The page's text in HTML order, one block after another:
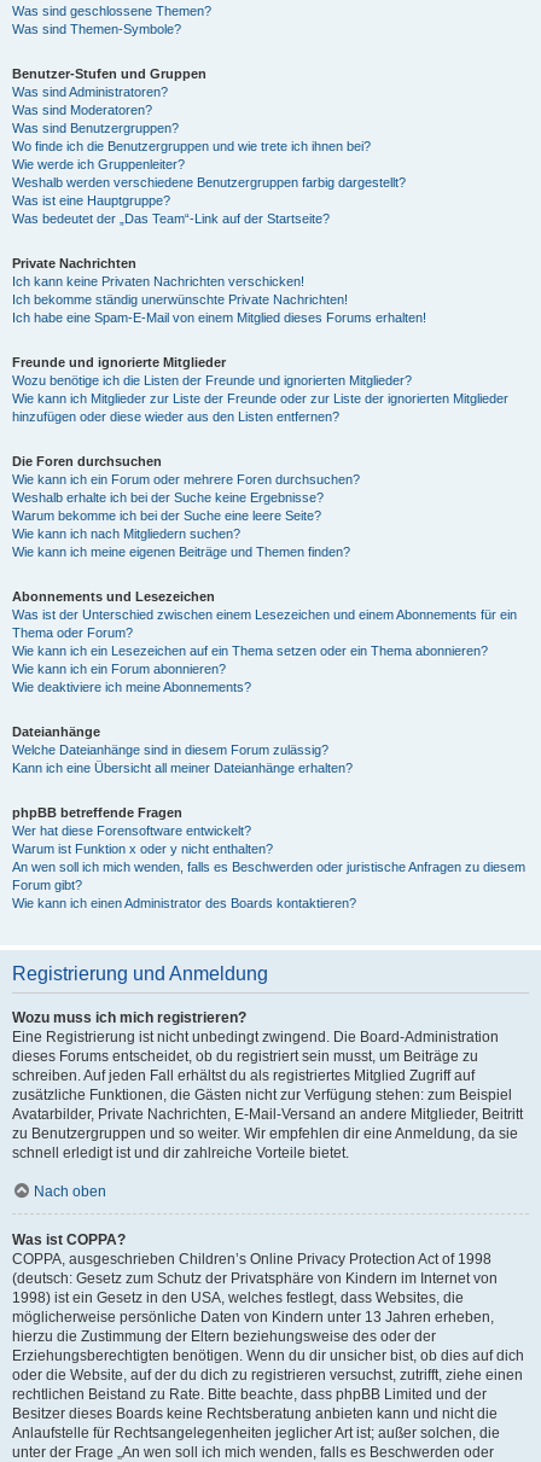
Was sind geschlossene Themen?
Was sind Themen-Symbole?
Benutzer-Stufen und Gruppen
Was sind Administratoren?
Was sind Moderatoren?
Was sind Benutzergruppen?
Wo finde ich die Benutzergruppen und wie trete ich ihnen bei?
Wie werde ich Gruppenleiter?
Weshalb werden verschiedene Benutzergruppen farbig dargestellt?
Was ist eine Hauptgruppe?
Was bedeutet der „Das Team“-Link auf der Startseite?
Private Nachrichten
Ich kann keine Privaten Nachrichten verschicken!
Ich bekomme ständig unerwünschte Private Nachrichten!
Ich habe eine Spam-E-Mail von einem Mitglied dieses Forums erhalten!
Freunde und ignorierte Mitglieder
Wozu benötige ich die Listen der Freunde und ignorierten Mitglieder?
Wie kann ich Mitglieder zur Liste der Freunde oder zur Liste der ignorierten Mitglieder
hinzufügen oder diese wieder aus den Listen entfernen?
Die Foren durchsuchen
Wie kann ich ein Forum oder mehrere Foren durchsuchen?
Weshalb erhalte ich bei der Suche keine Ergebnisse?
Warum bekomme ich bei der Suche eine leere Seite?
Wie kann ich nach Mitgliedern suchen?
Wie kann ich meine eigenen Beiträge und Themen finden?
Abonnements und Lesezeichen
Was ist der Unterschied zwischen einem Lesezeichen und einem Abonnements für ein
Thema oder Forum?
Wie kann ich ein Lesezeichen auf ein Thema setzen oder ein Thema abonnieren?
Wie kann ich ein Forum abonnieren?
Wie deaktiviere ich meine Abonnements?
Dateianhänge
Welche Dateianhänge sind in diesem Forum zulässig?
Kann ich eine Übersicht all meiner Dateianhänge erhalten?
phpBB betreffende Fragen
Wer hat diese Forensoftware entwickelt?
Warum ist Funktion x oder y nicht enthalten?
An wen soll ich mich wenden, falls es Beschwerden oder juristische Anfragen zu diesem
Forum gibt?
Wie kann ich einen Administrator des Boards kontaktieren?
Registrierung und Anmeldung
Wozu muss ich mich registrieren?
Eine Registrierung ist nicht unbedingt zwingend. Die Board-Administration
dieses Forums entscheidet, ob du registriert sein musst, um Beiträge zu
schreiben. Auf jeden Fall erhältst du als registriertes Mitglied Zugriff auf
zusätzliche Funktionen, die Gästen nicht zur Verfügung stehen: zum Beispiel
Avatarbilder, Private Nachrichten, E-Mail-Versand an andere Mitglieder, Beitritt
zu Benutzergruppen und so weiter. Wir empfehlen dir eine Anmeldung, da sie
schnell erledigt ist und dir zahlreiche Vorteile bietet.
Nach oben
Was ist COPPA?
COPPA, ausgeschrieben Children’s Online Privacy Protection Act of 1998
(deutsch: Gesetz zum Schutz der Privatsphäre von Kindern im Internet von
1998) ist ein Gesetz in den USA, welches festlegt, dass Websites, die
möglicherweise persönliche Daten von Kindern unter 13 Jahren erheben,
hierzu die Zustimmung der Eltern beziehungsweise des oder der
Erziehungsberechtigten benötigen. Wenn du dir unsicher bist, ob dies auf dich
oder die Website, auf der du dich zu registrieren versuchst, zutrifft, ziehe einen
rechtlichen Beistand zu Rate. Bitte beachte, dass phpBB Limited und der
Besitzer dieses Boards keine Rechtsberatung anbieten kann und nicht die
Anlaufstelle für Rechtsangelegenheiten jeglicher Art ist; außer solchen, die
unter der Frage „An wen soll ich mich wenden, falls es Beschwerden oder